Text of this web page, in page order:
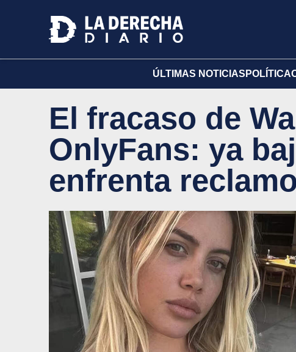
ÚLTIMAS NOTICIAS POLÍTICA
El fracaso de
OnlyFans: ya
enfrenta